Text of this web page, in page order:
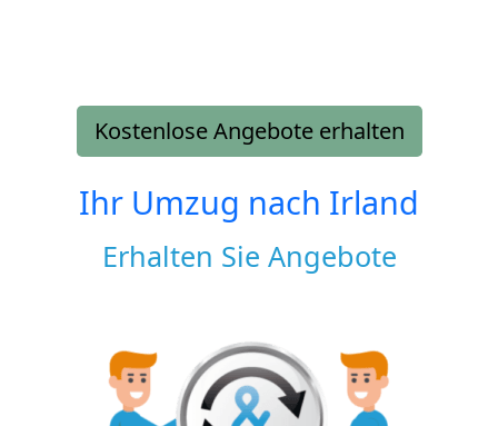
Kostenlose Angebote erhalten
Ihr Umzug nach Irland
Erhalten Sie Angebote